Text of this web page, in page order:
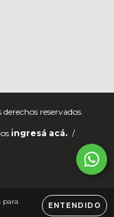
para
ENTENDIDO
reservados.
ingresá acá. /